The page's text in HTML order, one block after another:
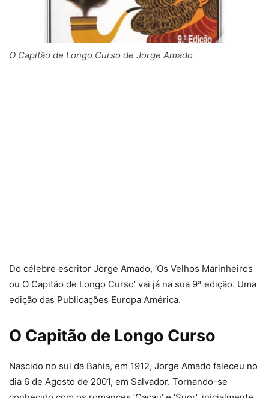
O Capitão de Longo Curso de Jorge Amado
Do célebre escritor Jorge Amado, ‘Os Velhos Marinheiros
ou O Capitão de Longo Curso’ vai já na sua 9ª edição. Uma
edição das Publicações Europa América.
O Capitão de Longo Curso
Nascido no sul da Bahia, em 1912, Jorge Amado faleceu no
dia 6 de Agosto de 2001, em Salvador. Tornando-se